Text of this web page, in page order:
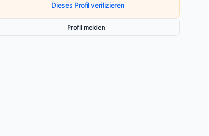
Dieses Profil verifizieren
Profil melden